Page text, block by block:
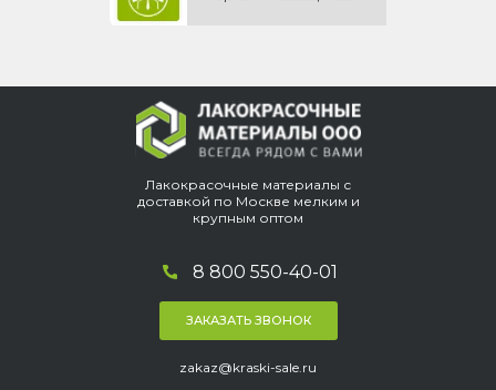
Лакокрасочные материалы с
доставкой по Москве мелким и
крупным оптом
8 800 550-40-01
ЗАКАЗАТЬ ЗВОНОК
zakaz@kraski-sale.ru